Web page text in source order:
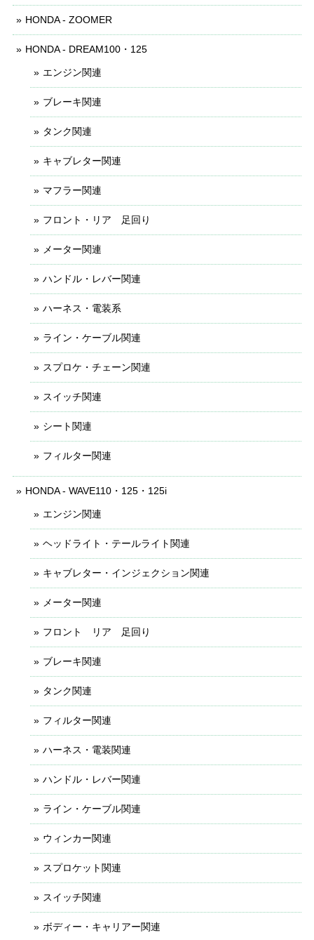
HONDA - ZOOMER
HONDA - DREAM100・125
エンジン関連
ブレーキ関連
タンク関連
キャブレター関連
マフラー関連
フロント・リア 足回り
メーター関連
ハンドル・レバー関連
ハーネス・電装系
ライン・ケーブル関連
スプロケ・チェーン関連
スイッチ関連
シート関連
フィルター関連
HONDA - WAVE110・125・125i
エンジン関連
ヘッドライト・テールライト関連
キャブレター・インジェクション関連
メーター関連
フロント リア 足回り
ブレーキ関連
タンク関連
フィルター関連
ハーネス・電装関連
ハンドル・レバー関連
ライン・ケーブル関連
ウィンカー関連
スプロケット関連
スイッチ関連
ボディー・キャリアー関連